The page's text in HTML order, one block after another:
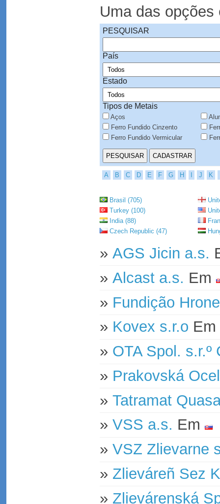
Uma das opções
PESQUISAR
País
Estado
Tipos de Metais
Aços
Ferro Fundido Cinzento
Ferro Fundido Vermicular
A B C D E F G H J K
Brasil (705)
Turkey (100)
India (88)
Czech Republic (47)
» AGS Jicin a.s.
» Alcast a.s. Em
» Fundição
» Kovex s.r.o Em
» OTA Spol. s.r.º
» Prakovská
» Tatramat
» VSS a.s. Em
» VSZ Zlievarne
» Zlieváreñ Sez
» Zlievárenská